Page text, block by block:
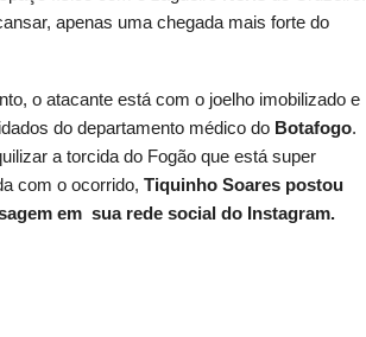
apenas uma chegada mais forte do
o atacante está com o joelho imobilizado e
do departamento médico do Botafogo.
a torcida do Fogão que está super
com o ocorrido, Tiquinho Soares postou
em sua rede social do Instagram.